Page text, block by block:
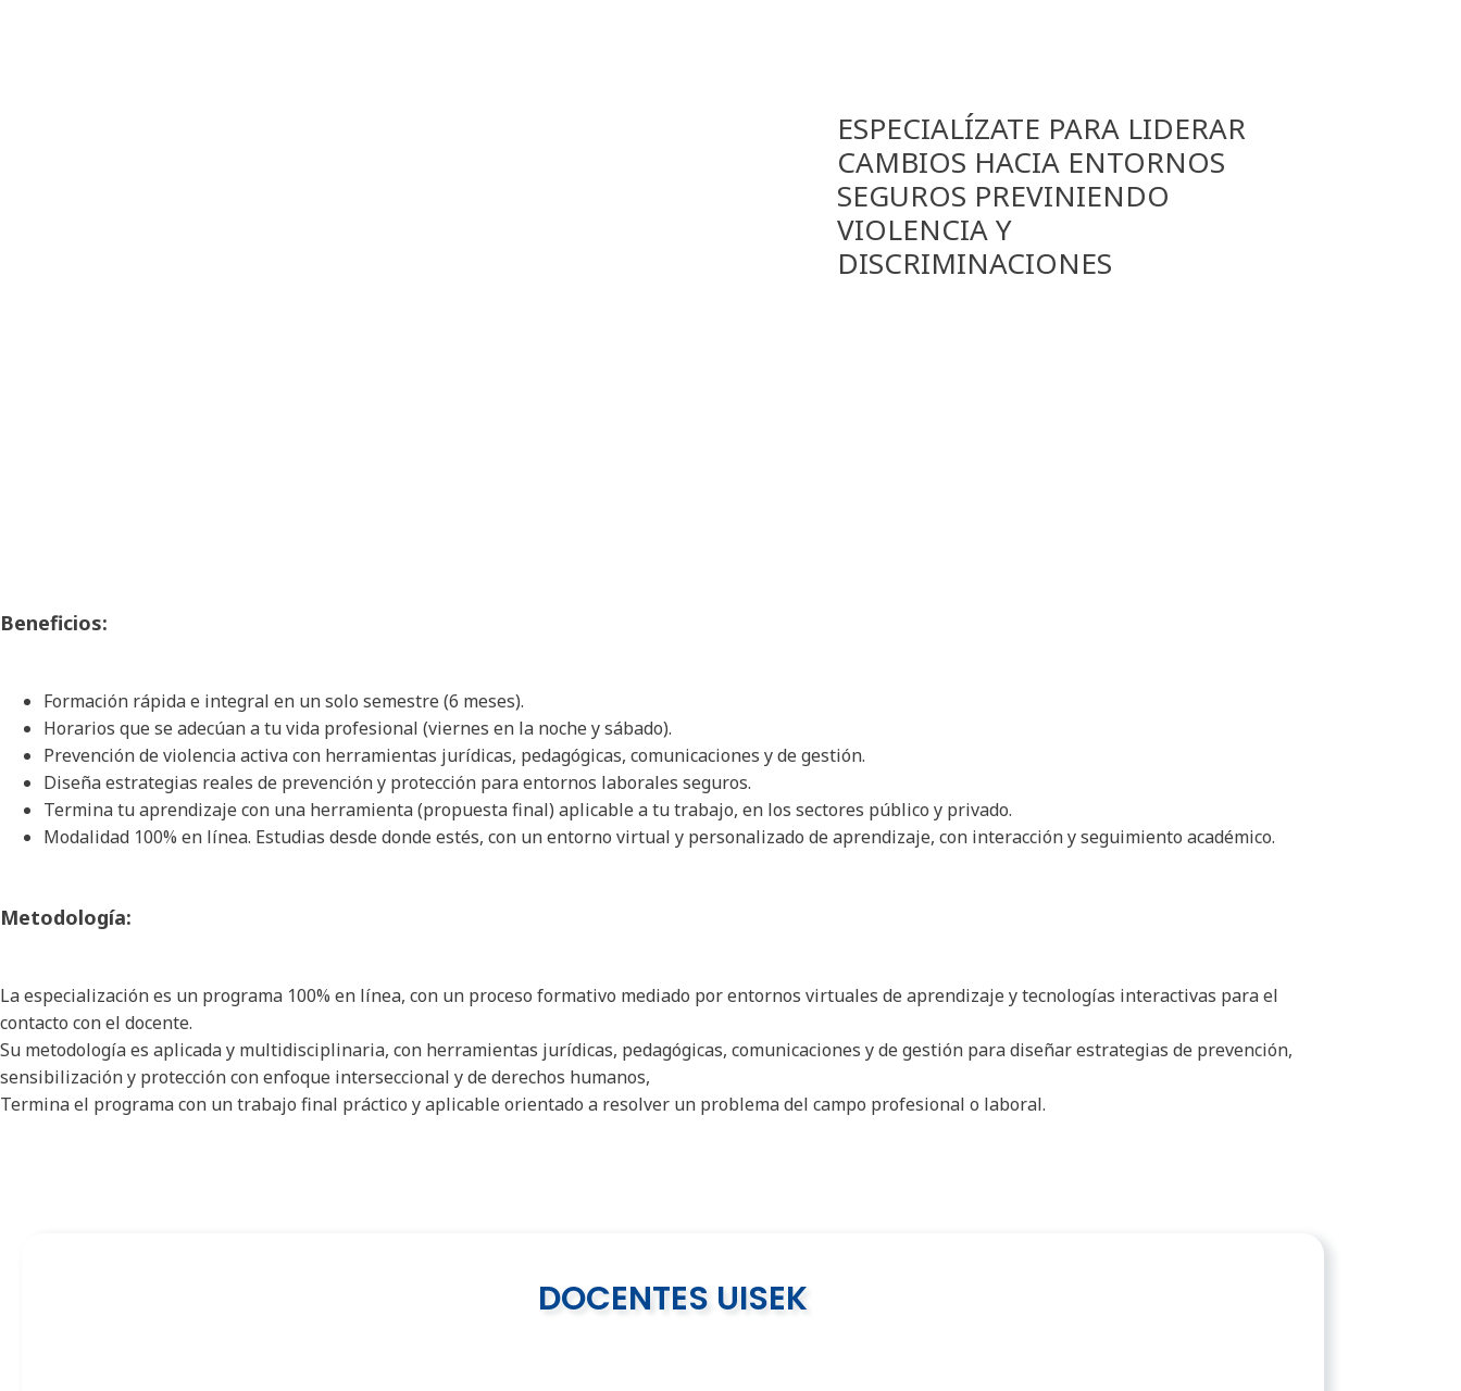
ESPECIALÍZATE PARA LIDERAR
CAMBIOS HACIA ENTORNOS
SEGUROS PREVINIENDO
VIOLENCIA Y
DISCRIMINACIONES
Beneficios:
Formación rápida e integral en un solo semestre (6 meses).
Horarios que se adecúan a tu vida profesional (viernes en la noche y sábado).
Prevención de violencia activa con herramientas jurídicas, pedagógicas, comunicaciones y de gestión.
Diseña estrategias reales de prevención y protección para entornos laborales seguros.
Termina tu aprendizaje con una herramienta (propuesta final) aplicable a tu trabajo, en los sectores público y privado.
Modalidad 100% en línea. Estudias desde donde estés, con un entorno virtual y personalizado de aprendizaje, con interacción y seguimiento académico.
Metodología:
La especialización es un programa 100% en línea, con un proceso formativo mediado por entornos virtuales de aprendizaje y tecnologías interactivas para el
contacto con el docente.
Su metodología es aplicada y multidisciplinaria, con herramientas jurídicas, pedagógicas, comunicaciones y de gestión para diseñar estrategias de prevención,
sensibilización y protección con enfoque interseccional y de derechos humanos,
Termina el programa con un trabajo final práctico y aplicable orientado a resolver un problema del campo profesional o laboral.
DOCENTES UISEK